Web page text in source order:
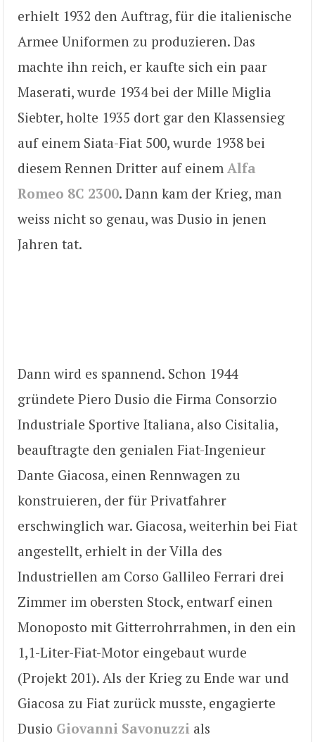
erhielt 1932 den Auftrag, für die italienische
Armee Uniformen zu produzieren. Das
machte ihn reich, er kaufte sich ein paar
Maserati, wurde 1934 bei der Mille Miglia
Siebter, holte 1935 dort gar den Klassensieg
auf einem Siata-Fiat 500, wurde 1938 bei
diesem Rennen Dritter auf einem Alfa
Romeo 8C 2300. Dann kam der Krieg, man
weiss nicht so genau, was Dusio in jenen
Jahren tat.
Dann wird es spannend. Schon 1944
gründete Piero Dusio die Firma Consorzio
Industriale Sportive Italiana, also Cisitalia,
beauftragte den genialen Fiat-Ingenieur
Dante Giacosa, einen Rennwagen zu
konstruieren, der für Privatfahrer
erschwinglich war. Giacosa, weiterhin bei Fiat
angestellt, erhielt in der Villa des
Industriellen am Corso Gallileo Ferrari drei
Zimmer im obersten Stock, entwarf einen
Monoposto mit Gitterrohrrahmen, in den ein
1,1-Liter-Fiat-Motor eingebaut wurde
(Projekt 201). Als der Krieg zu Ende war und
Giacosa zu Fiat zurück musste, engagierte
Dusio Giovanni Savonuzzi als